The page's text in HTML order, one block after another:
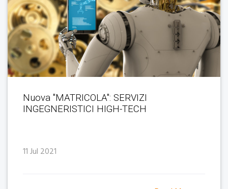
Nuova "MATRICOLA": SERVIZI
INGEGNERISTICI HIGH-TECH
11 Jul 2021